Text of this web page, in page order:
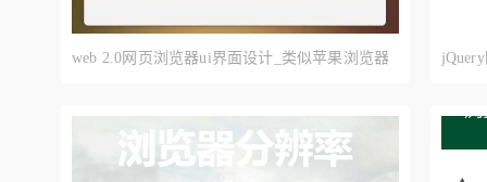
web 2.0网页浏览器ui界面设计_类似苹果浏览器